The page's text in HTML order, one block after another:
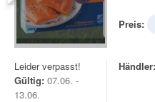
Preis:
Leider verpasst!
Gültig: 07.06. -
13.06.
Händler: